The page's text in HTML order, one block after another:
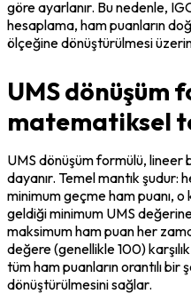
göre ayarlanır. Bu nedenle,
hesaplama, ham puanların
ölçeğine dönüştürülmesi
UMS dönüşüm
matematiksel
UMS dönüşüm formülü,
dayanır. Temel mantık şudur:
minimum geçme ham puanı, o
geldiği minimum UMS
maksimum ham puan her
değere (genellikle 100)
tüm ham puanların orantılı
dönüştürülmesini sağlar.